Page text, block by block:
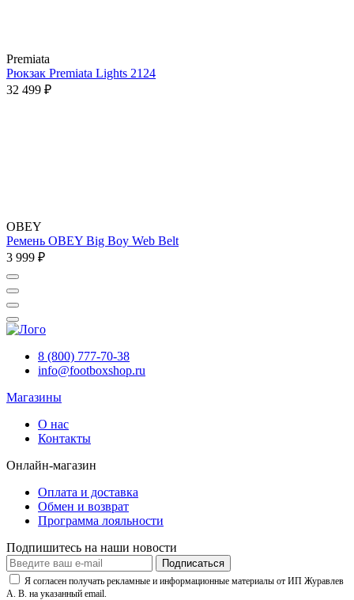
Premiata
Рюкзак Premiata Lights 2124
32 499 ₽
OBEY
Ремень OBEY Big Boy Web Belt
3 999 ₽
8 (800) 777-70-38
info@footboxshop.ru
Магазины
О нас
Контакты
Онлайн-магазин
Оплата и доставка
Обмен и возврат
Программа лояльности
Подпишитесь на наши новости
Подписаться
Я согласен получать рекламные и информационные материалы от ИП Журавлев
А. В. на указанный email.